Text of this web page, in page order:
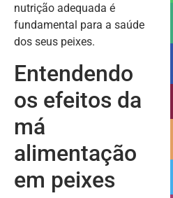
nutrição adequada é
fundamental para a saúde
dos seus peixes.
Entendendo
os efeitos da
má
alimentação
em peixes